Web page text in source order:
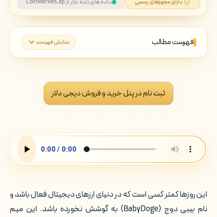
دارای مجوزهای رسمی داده های زنده بازار از CoinMarketCap
فهرست مطالب نمایش فهرست
۱. بیبی دوج (BabyDoge) به زبان ساده:
۲. آینده بیبی دوج: آیا سرمایه گذاری در
۳. مقایسه بیبی دوج با شیبا اینو و دوج
کوین: کدام برای شما مناسب تر است؟
بهترین و امن ترین راه در ایران: صرافی
دیجی دلار
ثبت نام در پنل خرید و فروش دیجی دلار
این روزها کمتر کسی است که در دنیای ارزهای دیجیتال فعال باشد و
نام بیبی دوج (BabyDoge) به گوشش نخورده باشد. این میم